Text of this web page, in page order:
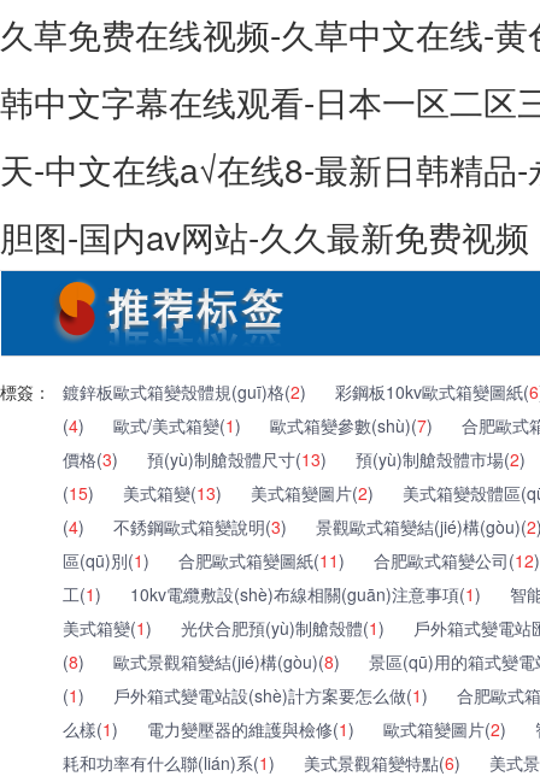
久草免费在线视频-久草中文在线-
韩中文字幕在线观看-日本一区二区
天-中文在线а√在线8-最新日韩精
胆图-国内av网站-久久最新免费视频
標簽： 鍍鋅板歐式箱變殼體規(guī)格(2) 彩鋼板10kv歐式箱變圖紙(6
(4) 歐式/美式箱變(1) 歐式箱變參數(shù)(7)
合肥歐式
價格(3) 預(yù)制艙殼體尺寸(13) 預(yù)制艙殼體市場(2)
(15) 美式箱變(13) 美式箱變圖片(2)
美式箱變殼體區
(4) 不銹鋼歐式箱變說明(3) 景觀歐式箱變結(jié)構(gòu)(2
區(qū)別(1) 合肥歐式箱變圖紙(11) 合肥歐式箱變公司(12)
工(1) 10kv電纜敷設(shè)布線相關(guān)注意事項(1)
智
美式箱變(1) 光伏合肥預(yù)制艙殼體(1)
戶外箱式變電站
(8) 歐式景觀箱變結(jié)構(gòu)(8)
景區(qū)用的箱式變
(1) 戶外箱式變電站設(shè)計方案要怎么做(1)
合肥歐式
么樣(1) 電力變壓器的維護與檢修(1) 歐式箱變圖片(2)
耗和功率有什么聯(lián)系(1) 美式景觀箱變特點(6)
美式